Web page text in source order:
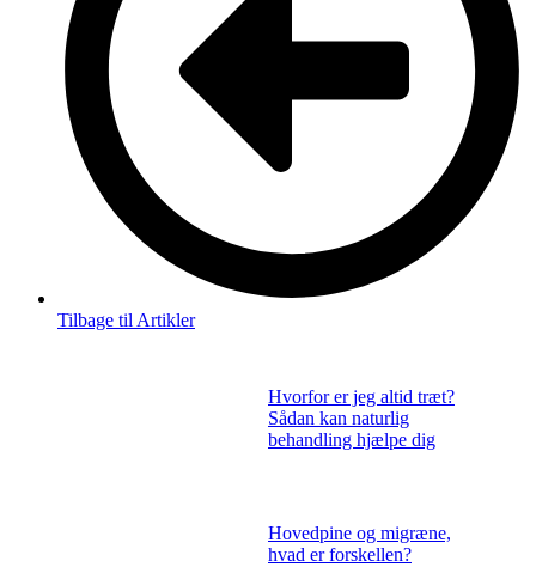
Tilbage til Artikler
Hvorfor er jeg altid træt?
Sådan kan naturlig
behandling hjælpe dig
Hovedpine og migræne,
hvad er forskellen?